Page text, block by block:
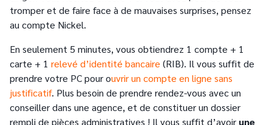
tromper et de faire face à de mauvaises surprises, pensez
au compte Nickel.
En seulement 5 minutes, vous obtiendrez 1 compte + 1
carte + 1 relevé d’identité bancaire (RIB). Il vous suffit de
prendre votre PC pour ouvrir un compte en ligne sans
justificatif. Plus besoin de prendre rendez-vous avec un
conseiller dans une agence, et de constituer un dossier
rempli de pièces administratives ! Il vous suffit d’avoir une